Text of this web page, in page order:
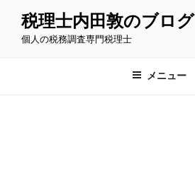
税理士内田敦のブログ
個人の税務調査専門税理士
メニュー